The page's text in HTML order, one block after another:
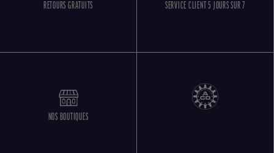
RETOURS GRATUITS SERVICE CLIENT 5 JOURS SUR 7
NOS BOUTIQUES